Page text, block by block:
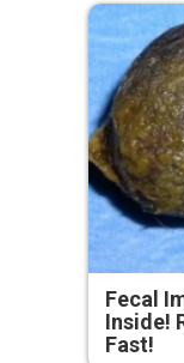
Fecal
Inside!
Fast!